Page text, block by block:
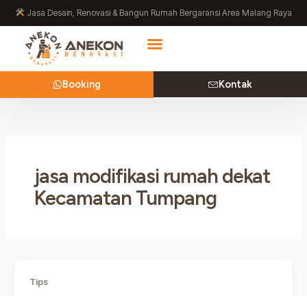
Lewati
Jasa Desain, Renovasi & Bangun Rumah Bergaransi Area Malang Raya
Booking Kontak
jasa modifikasi rumah dekat
Kecamatan Tumpang
Tips